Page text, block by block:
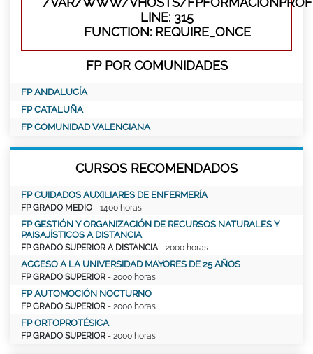
LINE: 315
FUNCTION: REQUIRE_ONCE
FP POR COMUNIDADES
FP ANDALUCÍA
FP CATALUÑA
FP COMUNIDAD VALENCIANA
CURSOS RECOMENDADOS
FP CUIDADOS AUXILIARES DE ENFERMERÍA
FP GRADO MEDIO - 1400 horas
FP GESTIÓN Y ORGANIZACIÓN DE RECURSOS NATURALES Y
PAISAJÍSTICOS A DISTANCIA
FP GRADO SUPERIOR A DISTANCIA - 2000 horas
ACCESO A LA UNIVERSIDAD MAYORES DE 25 AÑOS
FP GRADO SUPERIOR - 2000 horas
FP AUTOMOCIÓN NOCTURNO
FP GRADO SUPERIOR - 2000 horas
FP ORTOPROTÉSICA
FP GRADO SUPERIOR - 2000 horas